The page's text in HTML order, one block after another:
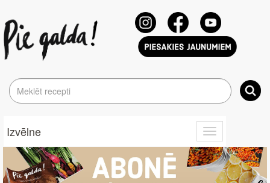
Toggle
navigation
Izvēlne